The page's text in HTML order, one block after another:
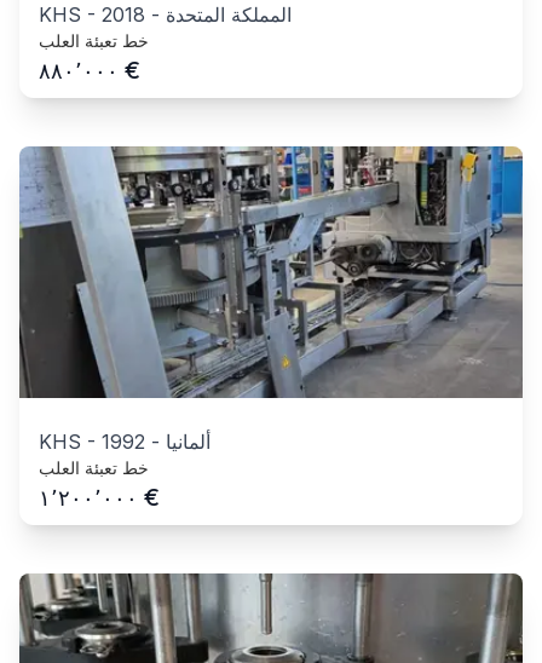
KHS - 2018 - المملكة المتحدة
خط تعبئة العلب
٨٨٠٬٠٠٠ €
KHS - 1992 - ألمانيا
خط تعبئة العلب
١٬٢٠٠٬٠٠٠ €